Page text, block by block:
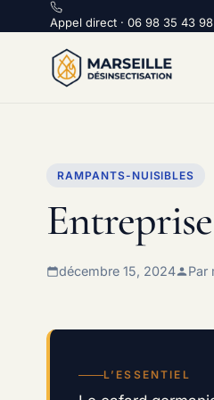
Appel direct :
Appel direct · 06 98 35 43 98
RAMPANTS-NUISIBLES
décembre 15, 2024 Par
L’ESSENTIEL